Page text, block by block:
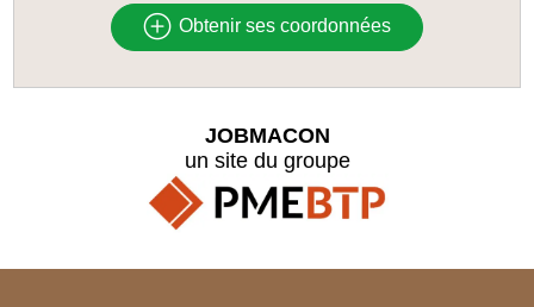
Obtenir ses coordonnées
JOBMACON
un site du groupe